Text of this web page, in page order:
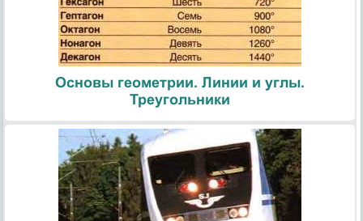
Основы геометрии. Линии и углы.
Треугольники